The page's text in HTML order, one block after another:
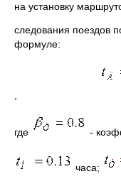
на установку
следования поездов
формуле:
,
где -
часа;